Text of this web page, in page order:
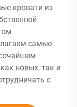
кровати из
самые
новых, так и
с